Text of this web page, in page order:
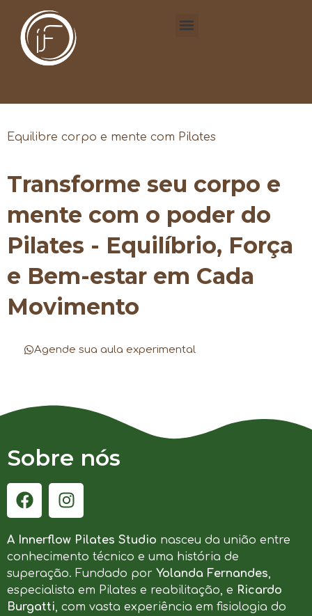
Equilibre corpo e mente com Pilates
Transforme seu corpo e
mente com o poder do
Pilates - Equilíbrio, Força
e Bem-estar em Cada
Movimento
Agende sua aula experimental
Sobre nós
A Innerflow Pilates Studio nasceu da união entre
conhecimento técnico e uma história de
superação. Fundado por Yolanda Fernandes,
especialista em Pilates e reabilitação, e Ricardo
Burgatti, com vasta experiência em fisiologia do